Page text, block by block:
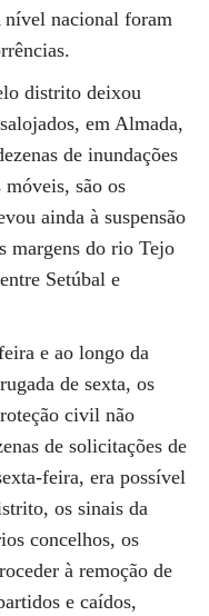
nível nacional foram
distrito deixou
em Almada,
de inundações
móveis, são os
ainda à suspensão
margens do rio Tejo
Setúbal e
e ao longo da
de sexta, os
civil não
de solicitações de
feira, era possível
os sinais da
concelhos, os
à remoção de
e caídos,